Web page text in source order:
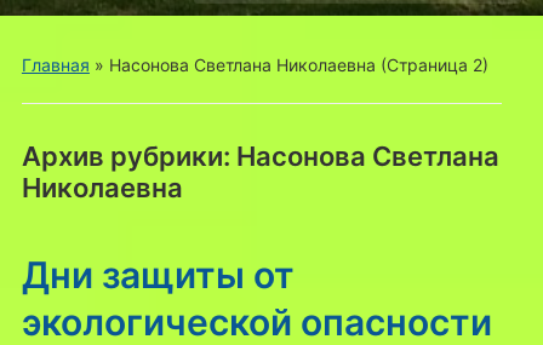
меню
Главная » Насонова Светлана Николаевна (Страница 2)
Архив рубрики: Насонова Светлана
Николаевна
Дни защиты от
экологической опасности